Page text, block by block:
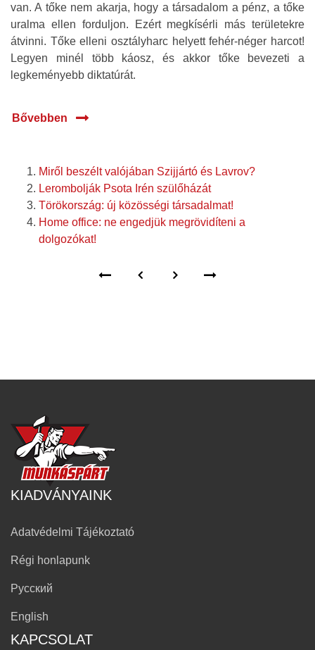
van. A tőke nem akarja, hogy a társadalom a pénz, a tőke
uralma ellen forduljon. Ezért megkísérli más területekre
átvinni. Tőke elleni osztályharc helyett fehér-néger harcot!
Legyen minél több káosz, és akkor tőke bevezeti a
legkeményebb diktatúrát.
Bővebben
Miről beszélt valójában Szijjártó és Lavrov?
Lerombolják Psota Irén szülőházát
Törökország: új közösségi társadalmat!
Home office: ne engedjük megrövidíteni a
dolgozókat!
KIADVÁNYAINK
Adatvédelmi Tájékoztató
Régi honlapunk
Русский
English
KAPCSOLAT